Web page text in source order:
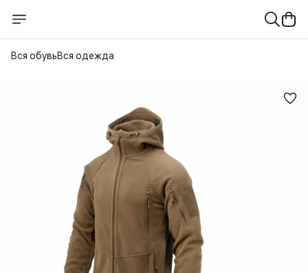
Вся обувьВся одежда